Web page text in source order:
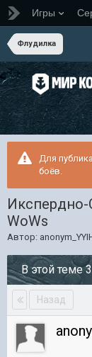
Игры
Флудилка
Для
боёв.
Икспердно-
WoWs
Автор:
В этой теме
Назад